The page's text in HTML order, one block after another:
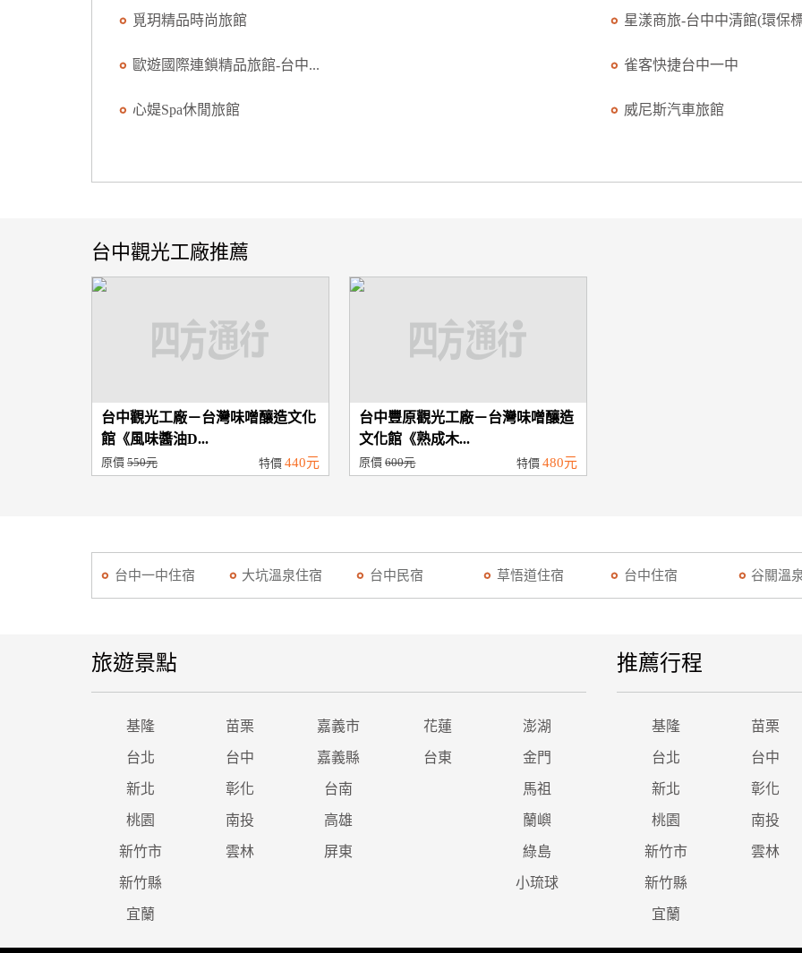
覓玥精品時尚旅館 星漾商旅-台中中清館(環保
歐遊國際連鎖精品旅館-台中... 雀客快捷台中一中
心媞Spa休閒旅館 威尼斯汽車旅館
台中觀光工廠推薦
台中觀光工廠－台灣味噌釀造文化
館《風味醬油D...
原價 550元 特價 440元
台中豐原觀光工廠－台灣味噌釀造
文化館《熟成木...
原價600元 特價480元
台中一中住宿 大坑溫泉住宿 台中民宿 草悟道住宿 台中住宿 谷關溫
旅遊景點
基隆 苗栗 嘉義市 花蓮 澎湖
台北 台中 嘉義縣 台東 金門
新北 彰化 台南 馬祖
桃園 南投 高雄 蘭嶼
新竹市 雲林 屏東 綠島
新竹縣 小琉球
宜蘭
推薦行程
基隆 苗栗
台北 台中
新北 彰化
桃園 南投
新竹市 雲林
新竹縣
宜蘭